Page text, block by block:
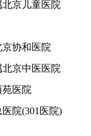
京儿童医院
协和医院
京中医医院
医院
院(301医院)